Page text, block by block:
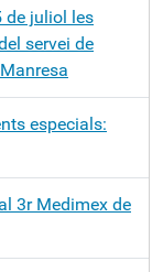
de juliol les
servei de
especials:
3r Medimex de